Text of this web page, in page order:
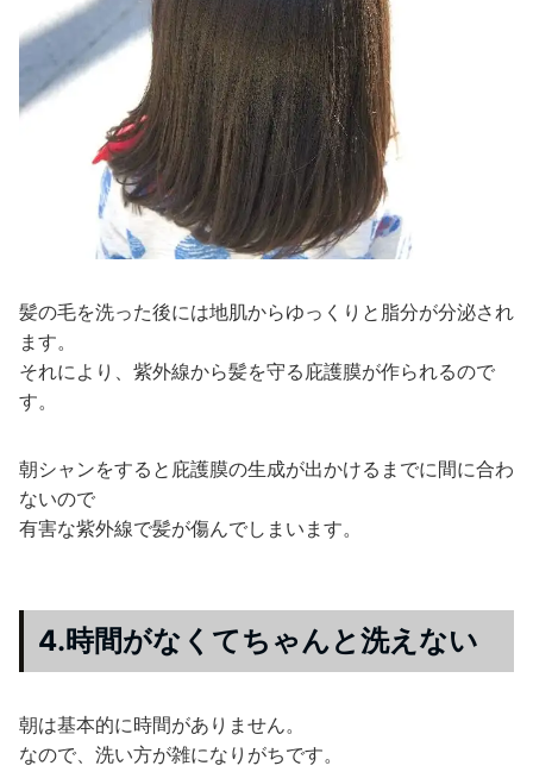
髪の毛を洗った後には地肌からゆっくりと脂分が分泌され
ます。
それにより、紫外線から髪を守る庇護膜が作られるので
す。
朝シャンをすると庇護膜の生成が出かけるまでに間に合わ
ないので
有害な紫外線で髪が傷んでしまいます。
4.時間がなくてちゃんと洗えない
朝は基本的に時間がありません。
なので、洗い方が雑になりがちです。